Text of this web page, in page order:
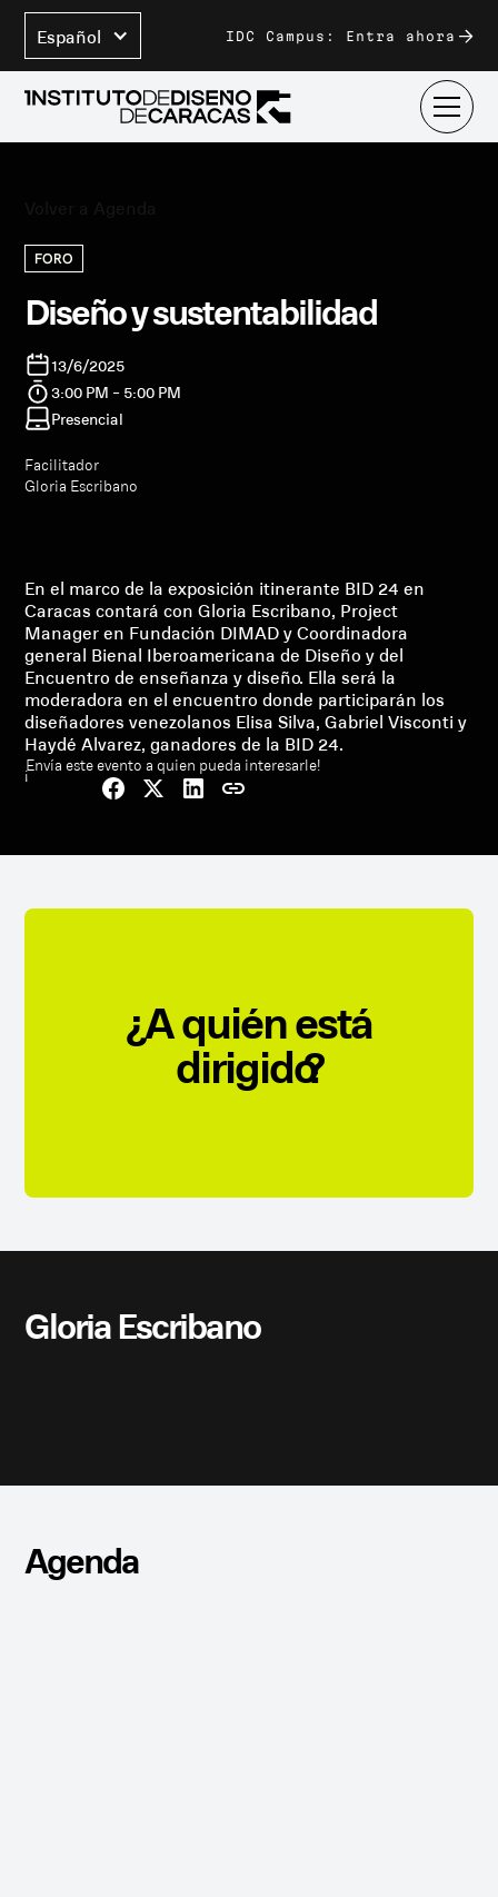
Español IDC Campus: Entra ahora
FORO
Diseño y sustentabilidad
13/6/2025
3:00 PM - 5:00 PM
Presencial
Facilitador
Gloria Escribano
En el marco de la exposición itinerante BID 24 en
Caracas contará con Gloria Escribano, Project
Manager en Fundación DIMAD y Coordinadora
general Bienal Iberoamericana de Diseño y del
Encuentro de enseñanza y diseño. Ella será la
moderadora en el encuentro donde participarán los
diseñadores venezolanos Elisa Silva, Gabriel Visconti y
Haydé Alvarez, ganadores de la BID 24.
¡Envía este evento a quien pueda interesarle!
¿A quién está
dirigido?
Gloria Escribano
Agenda